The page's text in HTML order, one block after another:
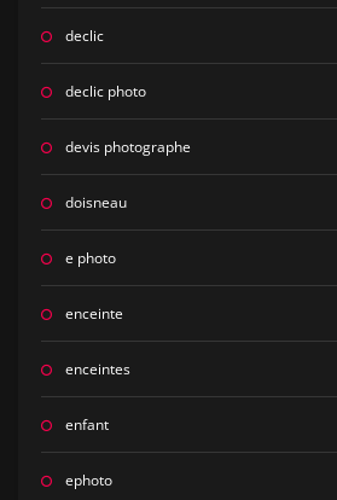
declic
declic photo
devis photographe
doisneau
e photo
enceinte
enceintes
enfant
ephoto